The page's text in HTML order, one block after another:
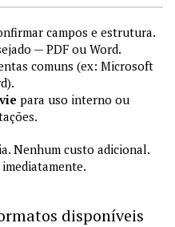
campos e estrutura.
— PDF ou Word.
comuns (ex: Microsoft
para uso interno ou
Nenhum custo adicional.
disponíveis